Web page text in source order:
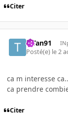
Citer
TiTan91
Posté(e) le 2
ca m interesse
ca prendre
Citer